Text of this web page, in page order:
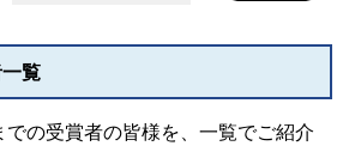
覧
の受賞者の皆様を、一覧でご紹介